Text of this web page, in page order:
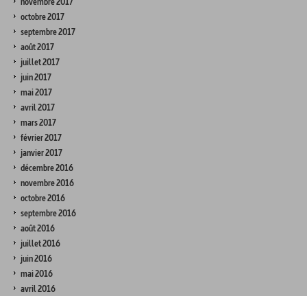
octobre 2017
septembre 2017
août 2017
juillet 2017
juin 2017
mai 2017
avril 2017
mars 2017
février 2017
janvier 2017
décembre 2016
novembre 2016
octobre 2016
septembre 2016
août 2016
juillet 2016
juin 2016
mai 2016
avril 2016